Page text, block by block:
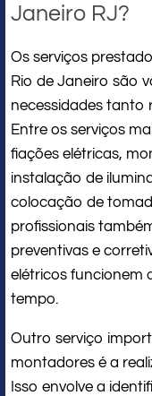
Janeiro RJ?
Os serviços
Rio de Janeiro são
necessidades tanto
Entre os serviços
fiações elétricas,
instalação de
colocação de
profissionais
preventivas e
elétricos funcionem
tempo.
Outro serviço
montadores é a
Isso envolve a